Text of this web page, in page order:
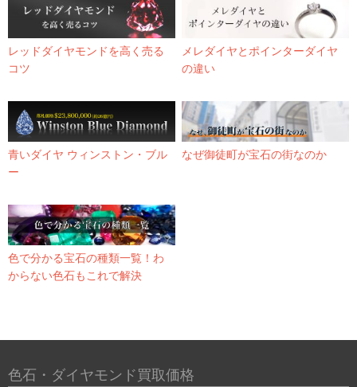
レッドダイヤモンドを高く売る
コツ
メレダイヤとポインターダイヤ
の違い
青いダイヤ ウィンストン・ブル
ー
なぜ御徒町が宝石の街なのか
色で分かる宝石の種類一覧！わ
からない色石もこれで解決
色石・ダイヤモンド買取価格